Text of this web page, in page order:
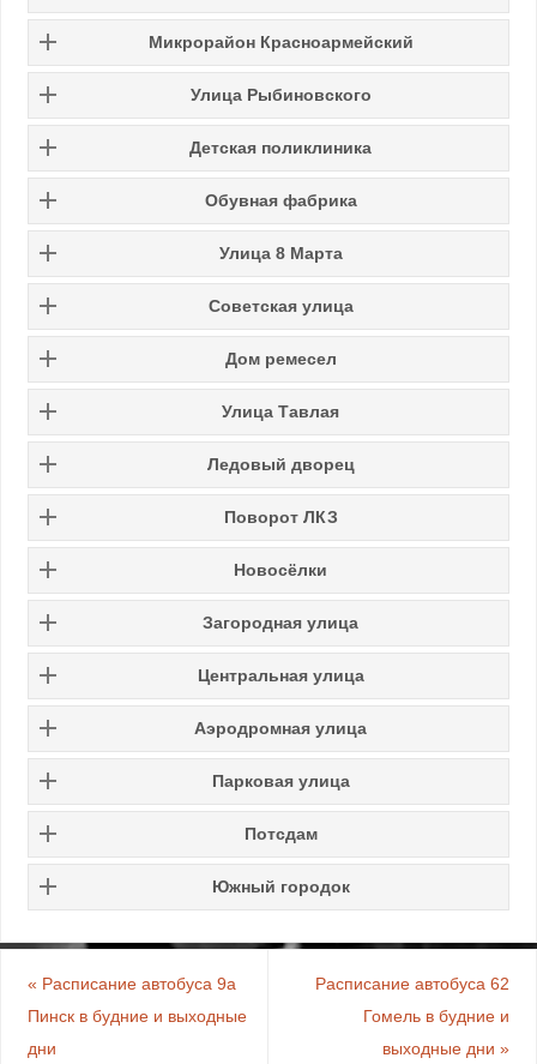
Микрорайон Красноармейский
Улица Рыбиновского
Детская поликлиника
Обувная фабрика
Улица 8 Марта
Советская улица
Дом ремесел
Улица Тавлая
Ледовый дворец
Поворот ЛКЗ
Новосёлки
Загородная улица
Центральная улица
Аэродромная улица
Парковая улица
Потсдам
Южный городок
« Расписание автобуса 9а
Пинск в будние и выходные
дни
Расписание автобуса 62
Гомель в будние и
выходные дни»